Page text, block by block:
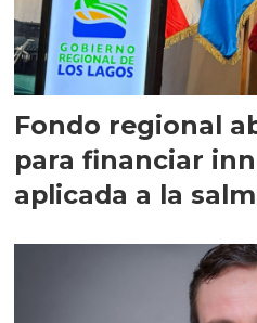
Fondo regional
para financiar
aplicada a la